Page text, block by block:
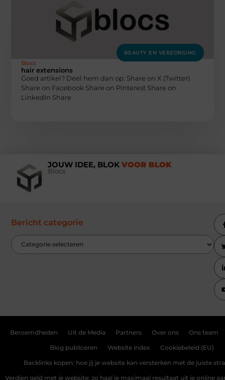
BEAUTY EN VERZORGING
Blocs
hair extensions
Goed artikel? Deel hem dan op: Share on X (Twitter)
Share on Facebook Share on Pinterest Share on
LinkedIn Share
JOUW IDEE, BLOK VOOR BLOK
Blocs
Bericht categorie
Beroemdheden Uit de Media Partners Over ons Ons team
Blog publiceren Website index Cookiebeleid (EU)
Backlinks kopen: hoe jij je website kan versterken met de juiste
Verdien geld met je website: zo haal je maximaal resultaat uit je online